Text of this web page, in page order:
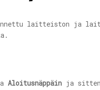
laitteiston ja
Aloitusnäppäin ja sitten